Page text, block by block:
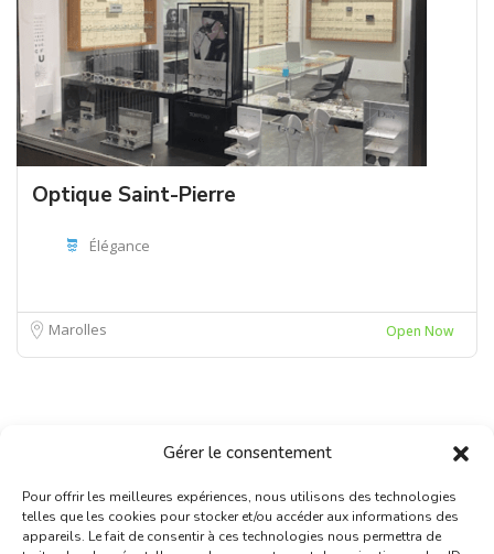
Gérer le consentement
Pour offrir les meilleures expériences, nous utilisons des technologies
telles que les cookies pour stocker et/ou accéder aux informations des
appareils. Le fait de consentir à ces technologies nous permettra de
Optique Saint-Pierre
Élégance
Marolles Open Now